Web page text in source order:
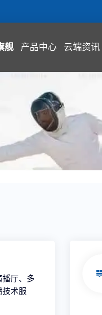
舰 产品中心 云端资讯
播厅、多
技术服